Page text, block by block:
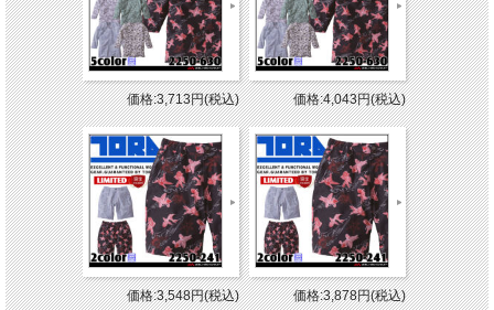
価格:3,713円(税込) 価格:4,043円(税込)
価格:3,548円(税込) 価格:3,878円(税込)